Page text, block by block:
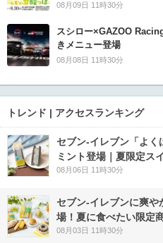
08月09日 11時30分
スシロー×GAZOO
きメニュー登場
08月08日 11時30分
トレンド | アクセスランキング
セブン‐イレブン「よ
ミント登場｜夏限定ス
08月06日 11時30分
セブン‐イレブンに爽
場！夏に食べたい限定
08月03日 11時30分